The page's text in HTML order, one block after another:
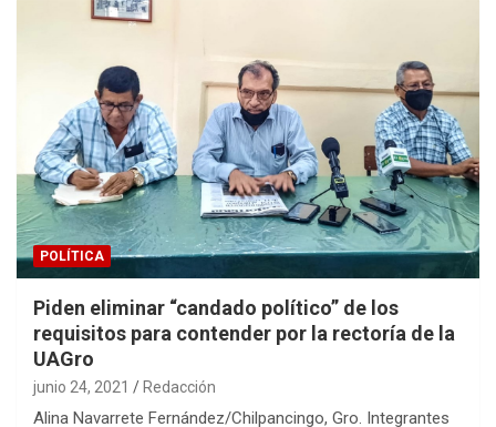
POLÍTICA
Piden eliminar “candado político” de los
requisitos para contender por la rectoría de la
UAGro
junio 24, 2021 Redacción
Alina Navarrete Fernández/Chilpancingo, Gro. Integrantes